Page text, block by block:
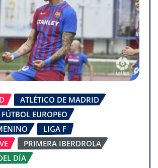
ATLÉTICO DE MADRID
FÚTBOL EUROPEO
LIGA F
PRIMERA IBERDROLA
DÍA